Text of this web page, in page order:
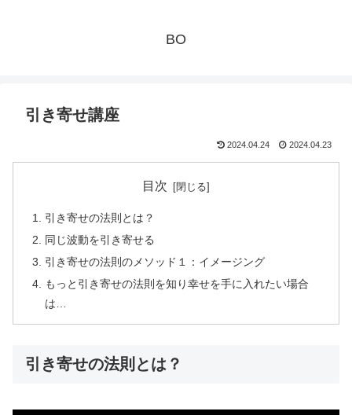
BO
引き寄せ講座
2024.04.24 2024.04.23
目次
引き寄せの法則とは？
同じ波動を引き寄せる
引き寄せの法則のメソッド１：イメージング
もっと引き寄せの法則を知り幸せを手に入れたい場合
は…
引き寄せの法則とは？